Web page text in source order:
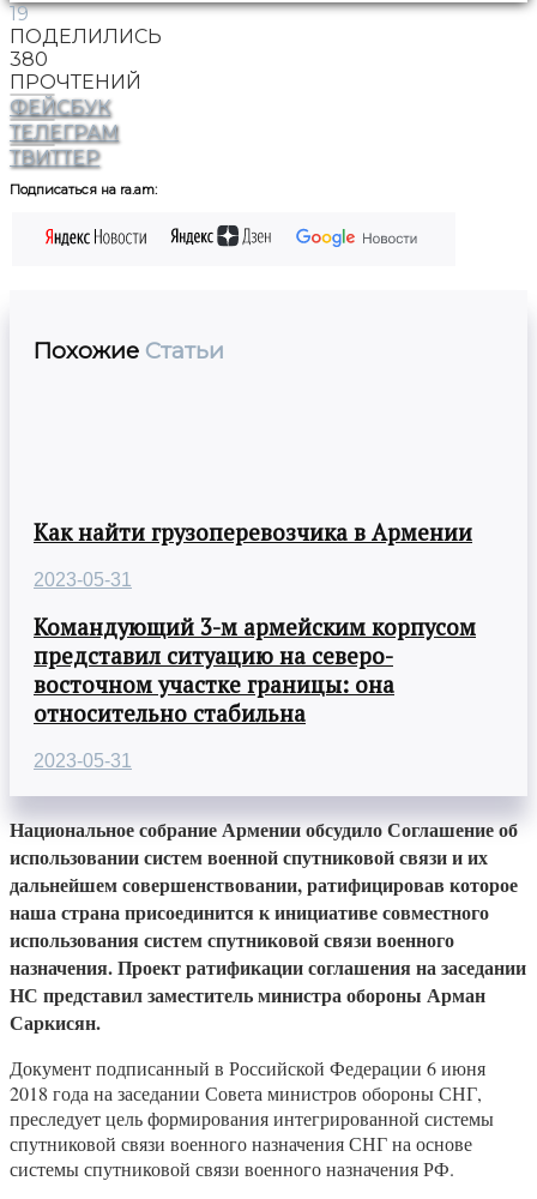
19
ПОДЕЛИЛИСЬ
380
ПРОЧТЕНИЙ
ФЕЙСБУК
ТЕЛЕГРАМ
ТВИТТЕР
Подписаться на ra.am:
Похожие Статьи
Как найти грузоперевозчика в Армении
2023-05-31
Командующий 3-м армейским корпусом
представил ситуацию на северо-
восточном участке границы: она
относительно стабильна
2023-05-31
Национальное собрание Армении обсудило Соглашение об
использовании систем военной спутниковой связи и их
дальнейшем совершенствовании, ратифицировав которое
наша страна присоединится к инициативе совместного
использования систем спутниковой связи военного
назначения. Проект ратификации соглашения на заседании
НС представил заместитель министра обороны Арман
Саркисян.
Документ подписанный в Российской Федерации 6 июня
2018 года на заседании Совета министров обороны СНГ,
преследует цель формирования интегрированной системы
спутниковой связи военного назначения СНГ на основе
системы спутниковой связи военного назначения РФ.